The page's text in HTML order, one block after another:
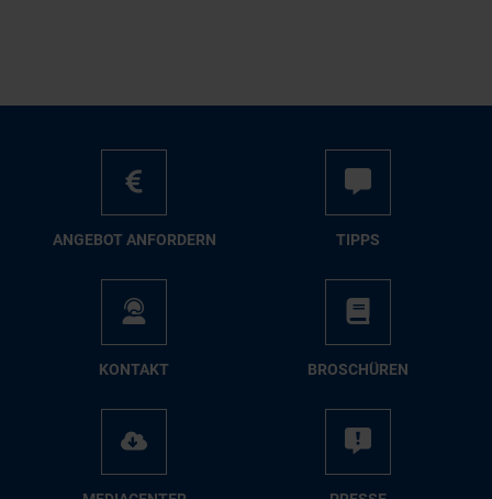
AN­GE­BOT AN­FOR­DERN TIPPS
KON­TAKT BRO­SCHÜ­REN